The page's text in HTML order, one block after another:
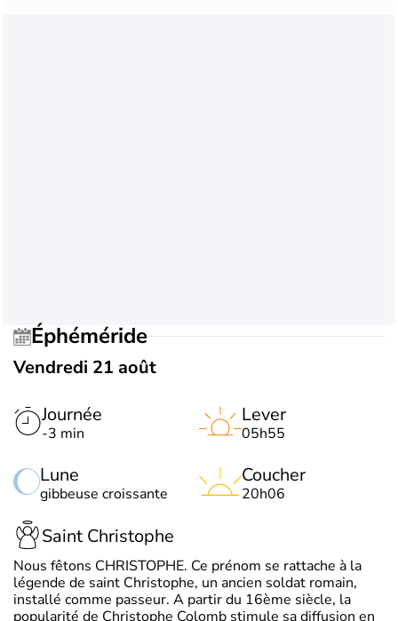
Éphéméride
Vendredi 21 août
Journée
-3 min
Lune
gibbeuse croissante
Lever
05h55
Coucher
20h06
Saint Christophe
Nous fêtons CHRISTOPHE. Ce prénom se rattache à la
légende de saint Christophe, un ancien soldat romain,
installé comme passeur. A partir du 16ème siècle, la
popularité de Christophe Colomb stimule sa diffusion en